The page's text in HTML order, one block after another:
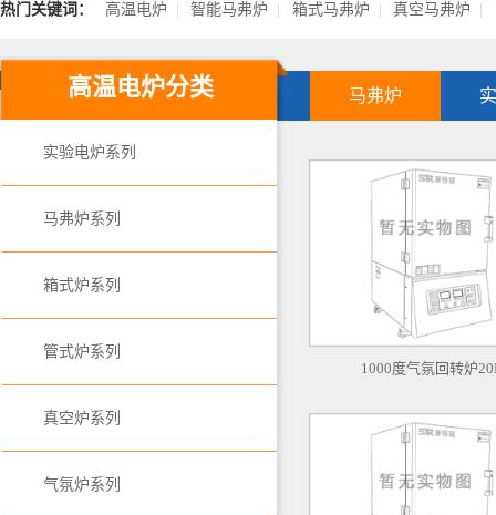
热门关键词： 高温电炉 智能马弗炉 箱式马弗炉 真空马弗炉
马弗炉
高温电炉分类
实验电炉系列
马弗炉系列
箱式炉系列
管式炉系列
真空炉系列
气氛炉系列
1000度气氛回转炉